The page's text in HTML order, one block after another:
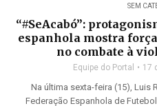
SEM
“#SeAcabó”:
espanhola mostra
no combate à
Equipe do Portal 17
Na última sexta-feira (15), Luis
Federação Espanhola de